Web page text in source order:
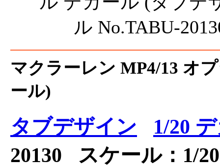
マクラーレン MP4/13 オ
ール)
タブデザイン
1/20
20130 スケール：1/20